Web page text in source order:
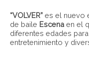
“VOLVER” es el nuevo
de baile Escena en el
diferentes edades
entretenimiento y